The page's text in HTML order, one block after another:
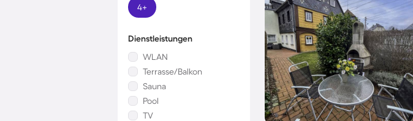
4+
Dienstleistungen
WLAN
Terrasse/Balkon
Sauna
Pool
TV